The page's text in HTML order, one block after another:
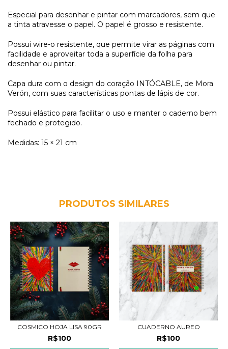
Especial para desenhar e pintar com marcadores, sem que
a tinta atravesse o papel. O papel é grosso e resistente.
Possui wire-o resistente, que permite virar as páginas com
facilidade e aproveitar toda a superfície da folha para
desenhar ou pintar.
Capa dura com o design do coração INTÓCABLE, de Mora
Verón, com suas características pontas de lápis de cor.
Possui elástico para facilitar o uso e manter o caderno bem
fechado e protegido.
Medidas: 15 × 21 cm
PRODUTOS SIMILARES
COSMICO HOJA LISA 90GR
R$100
CUADERNO AUREO
R$100